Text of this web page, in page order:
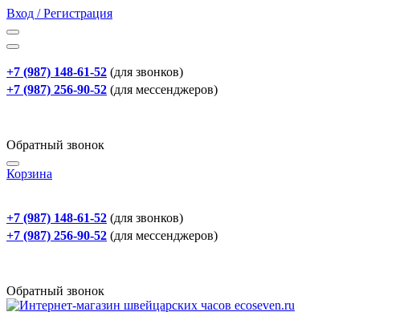
Вход / Регистрация
+7 (987) 148-61-52 (для звонков)
+7 (987) 256-90-52 (для мессенджеров)
Обратный звонок
Корзина
+7 (987) 148-61-52 (для звонков)
+7 (987) 256-90-52 (для мессенджеров)
Обратный звонок